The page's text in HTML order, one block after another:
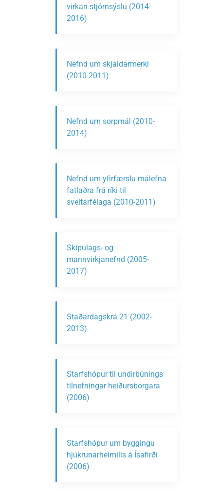
virkari stjórnsýslu (2014-
2016)
Nefnd um skjaldarmerki
(2010-2011)
Nefnd um sorpmál (2010-
2014)
Nefnd um yfirfærslu málefna
fatlaðra frá ríki til
sveitarfélaga (2010-2011)
Skipulags- og
mannvirkjanefnd (2005-
2017)
Staðardagskrá 21 (2002-
2013)
Starfshópur til undirbúnings
tilnefningar heiðursborgara
(2006)
Starfshópur um byggingu
hjúkrunarheimilis á Ísafirði
(2006)